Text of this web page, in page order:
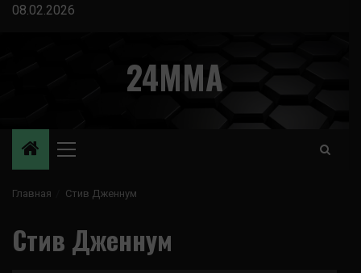
Перейти
08.02.2026
24MMA
Основное
Главная Стив Дженнум
Стив Дженнум